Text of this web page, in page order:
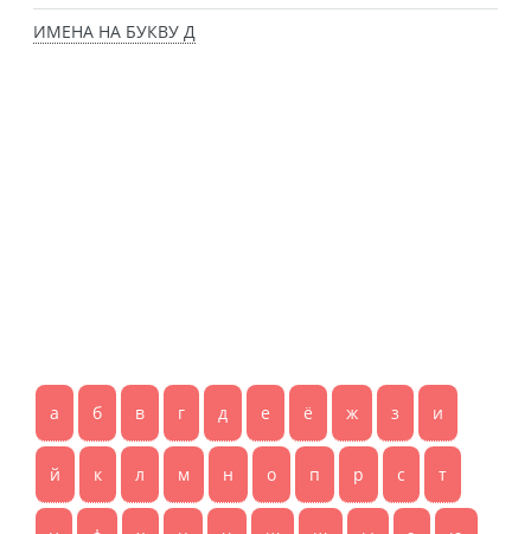
ИМЕНА НА БУКВУ Д
а б в г д е ё ж з и
й к л м н о п р с т